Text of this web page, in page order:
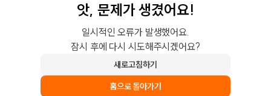
앗, 문제가 생겼어요!
일시적인 오류가 발생했어요.
잠시 후에 다시 시도해주시겠어요?
새로고침하기
홈으로 돌아가기